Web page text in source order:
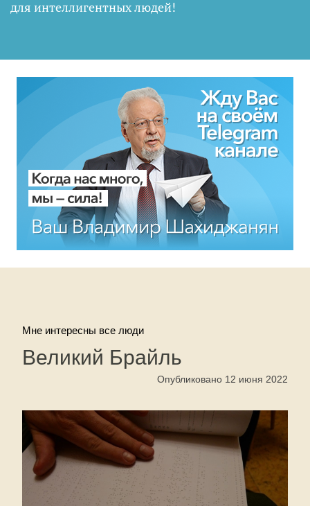
для интеллигентных людей!
Мне интересны все люди
Великий Брайль
Опубликовано 12 июня 2022